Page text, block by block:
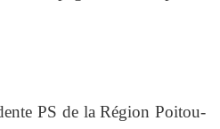
PS de la Région Poitou-